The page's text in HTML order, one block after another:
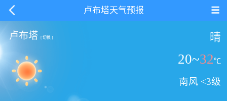
卢布塔天气预报
卢布塔 [切换 ] 晴
20~32℃
南风 <3级